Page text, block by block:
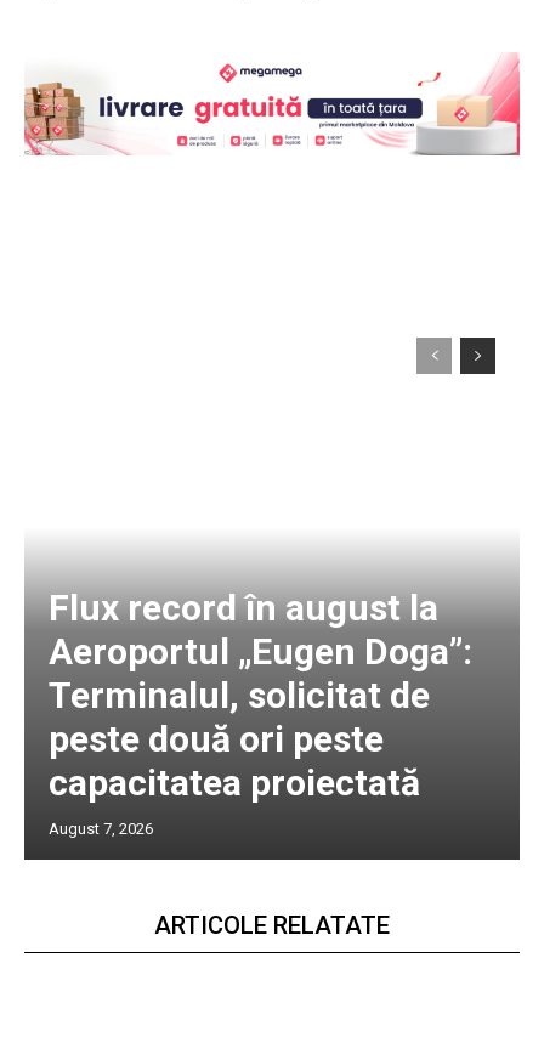
Flux record în august la
Aeroportul „Eugen Doga”:
Terminalul, solicitat de
peste două ori peste
capacitatea proiectată
August 7, 2026
ARTICOLE RELATATE